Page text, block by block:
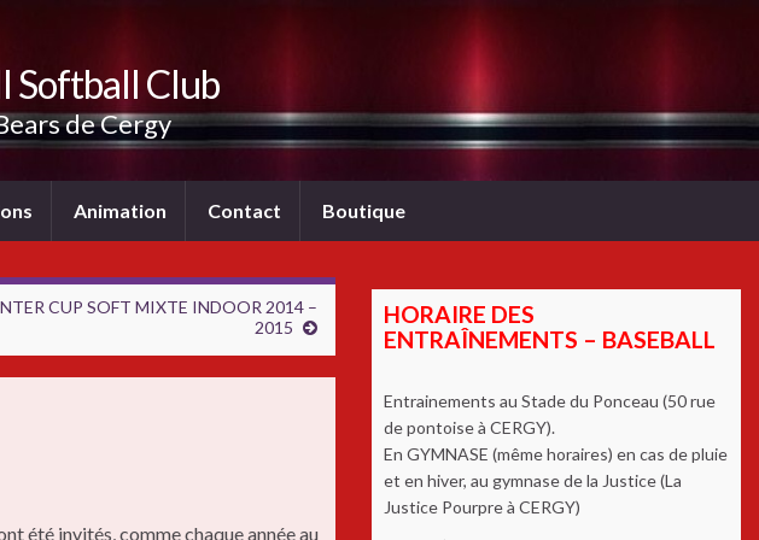
Softball Club
de Cergy
Animation Contact Boutique
CUP SOFT MIXTE INDOOR 2014 –
2015
été invités, comme chaque année au
HORAIRE DES
ENTRAÎNEMENTS – BASEBALL
Entrainements au Stade du Ponceau (50 rue
de pontoise à CERGY).
En GYMNASE (même horaires) en cas de pluie
et en hiver, au gymnase de la Justice (La
Justice Pourpre à CERGY)